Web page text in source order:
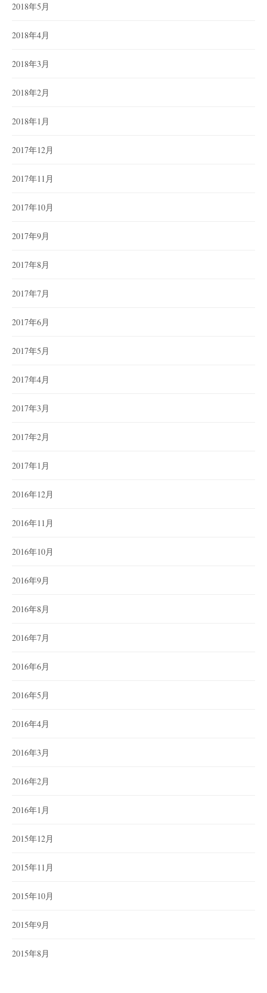
2018年5月
2018年4月
2018年3月
2018年2月
2018年1月
2017年12月
2017年11月
2017年10月
2017年9月
2017年8月
2017年7月
2017年6月
2017年5月
2017年4月
2017年3月
2017年2月
2017年1月
2016年12月
2016年11月
2016年10月
2016年9月
2016年8月
2016年7月
2016年6月
2016年5月
2016年4月
2016年3月
2016年2月
2016年1月
2015年12月
2015年11月
2015年10月
2015年9月
2015年8月